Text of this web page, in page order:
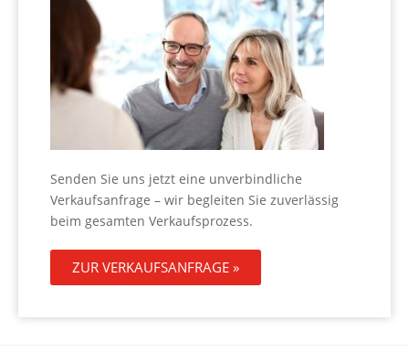
Senden Sie uns jetzt eine unverbindliche
Verkaufsanfrage – wir begleiten Sie zuverlässig
beim gesamten Verkaufsprozess.
ZUR VERKAUFSANFRAGE »